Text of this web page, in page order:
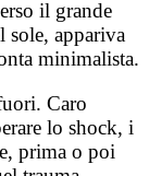
il grande
sole, appariva
minimalista.
Caro
lo shock, i
prima o poi